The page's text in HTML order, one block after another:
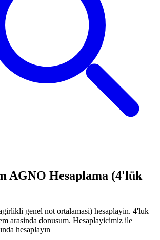
AGNO Hesaplama (4'lük
genel not ortalamasi) hesaplayin. 4'luk
arasinda donusum. Hesaplayicimiz ile
hesaplayın